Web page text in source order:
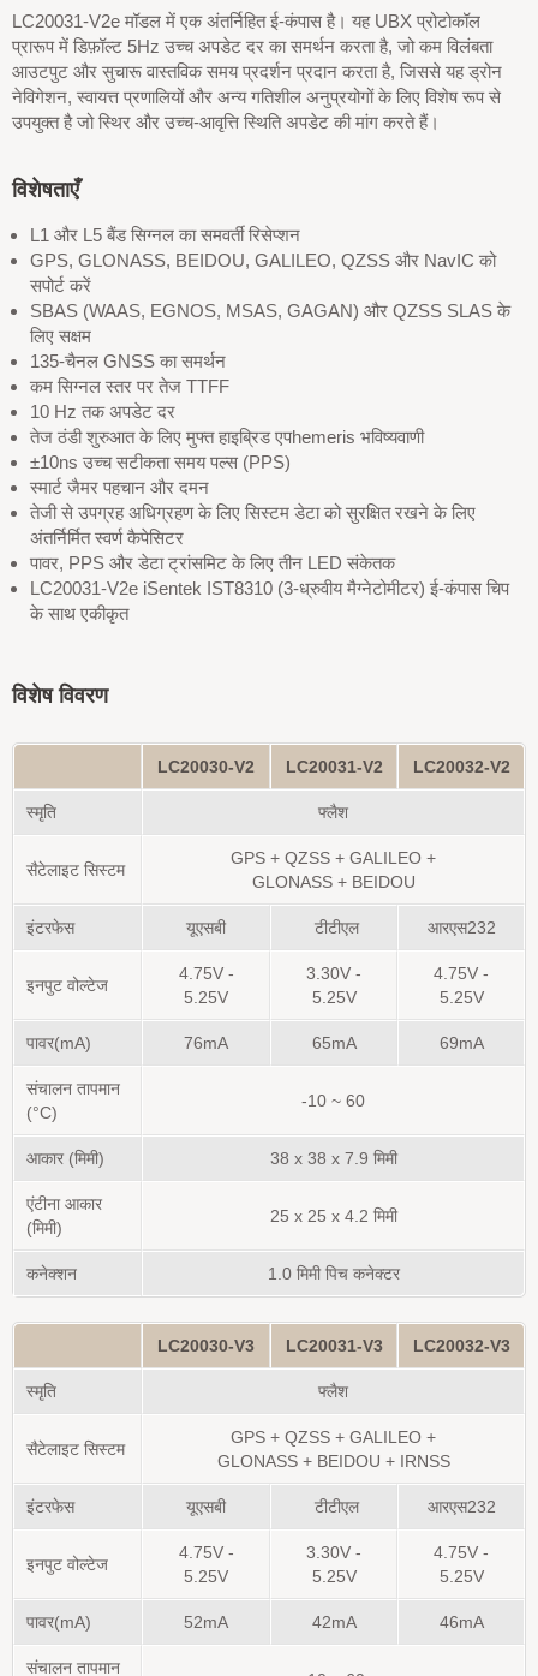
LC20031-V2e मॉडल में एक अंतर्निहित ई-कंपास है। यह UBX प्रोटोकॉल
प्रारूप में डिफ़ॉल्ट 5Hz उच्च अपडेट दर का समर्थन करता है, जो कम विलंबता
आउटपुट और सुचारू वास्तविक समय प्रदर्शन प्रदान करता है, जिससे यह ड्रोन
नेविगेशन, स्वायत्त प्रणालियों और अन्य गतिशील अनुप्रयोगों के लिए विशेष रूप से
उपयुक्त है जो स्थिर और उच्च-आवृत्ति स्थिति अपडेट की मांग करते हैं।
विशेषताएँ
L1 और L5 बैंड सिग्नल का समवर्ती रिसेप्शन
GPS, GLONASS, BEIDOU, GALILEO, QZSS और NavIC को
सपोर्ट करें
SBAS (WAAS, EGNOS, MSAS, GAGAN) और QZSS SLAS के
लिए सक्षम
135-चैनल GNSS का समर्थन
कम सिग्नल स्तर पर तेज TTFF
10 Hz तक अपडेट दर
तेज ठंडी शुरुआत के लिए मुफ्त हाइब्रिड एपhemeris भविष्यवाणी
±10ns उच्च सटीकता समय पल्स (PPS)
स्मार्ट जैमर पहचान और दमन
तेजी से उपग्रह अधिग्रहण के लिए सिस्टम डेटा को सुरक्षित रखने के लिए
अंतर्निर्मित स्वर्ण कैपेसिटर
पावर, PPS और डेटा ट्रांसमिट के लिए तीन LED संकेतक
LC20031-V2e iSentek IST8310 (3-ध्रुवीय मैग्नेटोमीटर) ई-कंपास चिप
के साथ एकीकृत
विशेष विवरण
LC20030-V2 LC20031-V2 LC20032-V2
स्मृति फ्लैश
सैटेलाइट सिस्टम
GPS + QZSS + GALILEO +
GLONASS+BEIDOU
इंटरफेस यूएसबी टीटीएल आरएस232
इनपुट वोल्टेज
4.75V -
5.25V
3.30V -
5.25V
4.75V -
5.25V
पावर(mA) 76mA 65mA 69mA
संचालन तापमान
(°C)
-10 ~ 60
आकार (मिमी) 38 x 38 x 7.9 मिमी
एंटीना आकार
(मिमी)
25 x 25 x 4.2 मिमी
कनेक्शन 1.0 मिमी पिच कनेक्टर
LC20030-V3 LC20031-V3 LC20032-V3
स्मृति फ्लैश
सैटेलाइट सिस्टम
GPS + QZSS + GALILEO +
GLONASS+BEIDOU + IRNSS
इंटरफेस यूएसबी टीटीएल आरएस232
इनपुट वोल्टेज
4.75V -
5.25V
3.30V -
5.25V
4.75V -
5.25V
पावर(mA) 52mA 42mA 46mA
संचालन तापमान